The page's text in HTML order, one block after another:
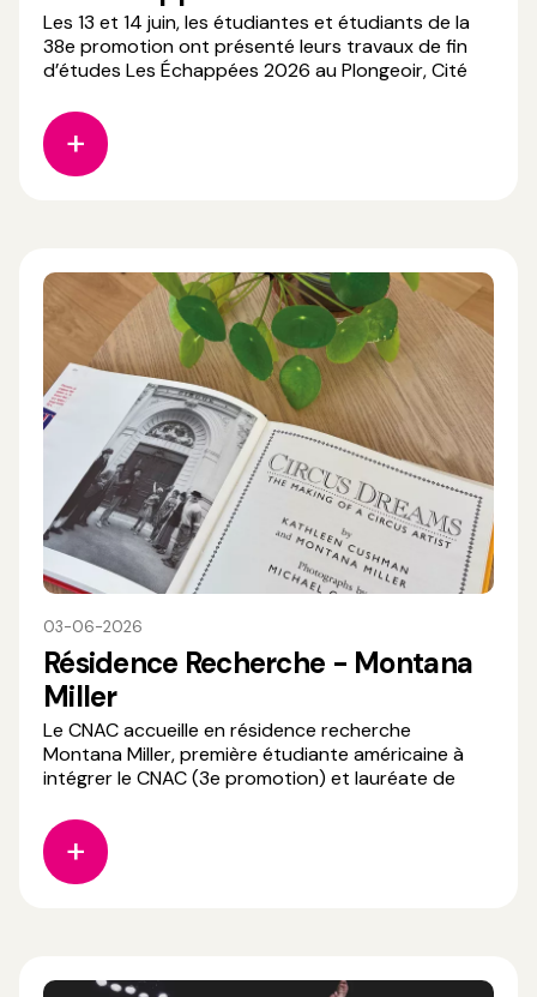
Les 13 et 14 juin, les étudiantes et étudiants de la
38e promotion ont présenté leurs travaux de fin
d’études Les Échappées 2026 au Plongeoir, Cité
Pays de la Loire. Des journées riches en échanges,
en découvertes et en partage autour de leurs
projets
03-06-2026
Résidence Recherche - Montana
Miller
Le CNAC accueille en résidence recherche
Montana Miller, première étudiante américaine à
intégrer le CNAC (3e promotion) et lauréate de
2026 ». Aujourd’hui enseignante-chercheuse à la
Bowling Green State University (Ohio, USA),
Montana a décidé d